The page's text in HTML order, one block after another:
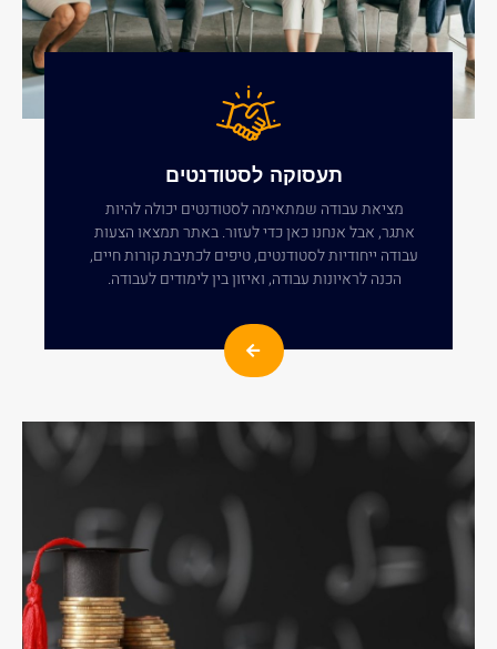
תעסוקה לסטודנטים
מציאת עבודה שמתאימה לסטודנטים יכולה להיות
אתגר, אבל אנחנו כאן כדי לעזור. באתר תמצאו הצעות
עבודה ייחודיות לסטודנטים, טיפים לכתיבת קורות חיים,
הכנה לראיונות עבודה, ואיזון בין לימודים לעבודה.